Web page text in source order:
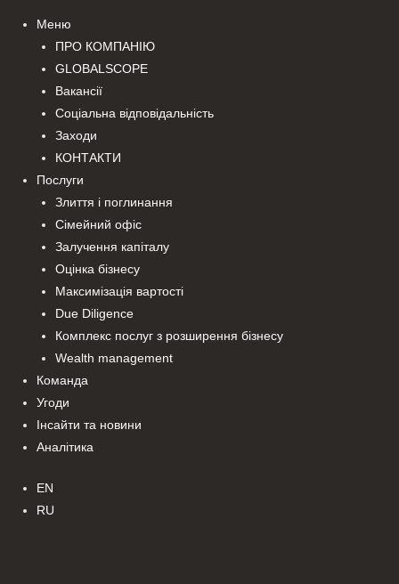
Меню
ПРО КОМПАНІЮ
GLOBALSCOPE
Вакансії
Соціальна відповідальність
Заходи
КОНТАКТИ
Послуги
Злиття і поглинання
Сімейний офіс
Залучення капіталу
Оцінка бізнесу
Максимізація вартості
Due Diligence
Комплекс послуг з розширення бізнесу
Wealth management
Команда
Угоди
Інсайти та новини
Аналітика
EN
RU